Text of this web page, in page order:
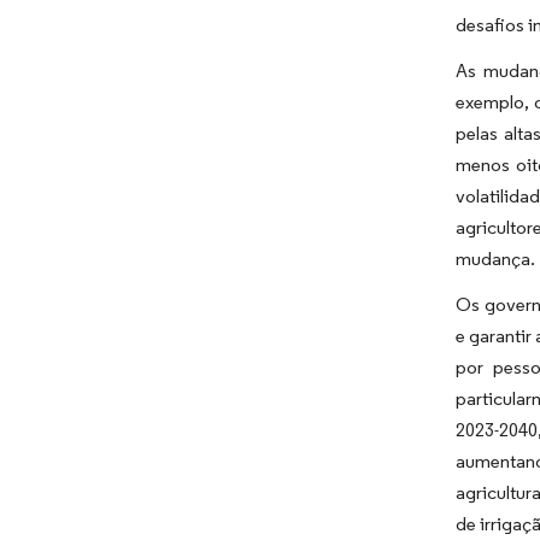
desafios
As
exemplo,
pelas
menos
mudança.
Os
e garantir
por
2023-
de